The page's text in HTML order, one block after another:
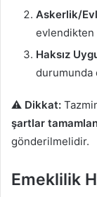
Askerlik/
evlendikten
Haksız
durumunda
⚠️ Dikkat:
şartlar
gönderilmelidir.
Emeklilik